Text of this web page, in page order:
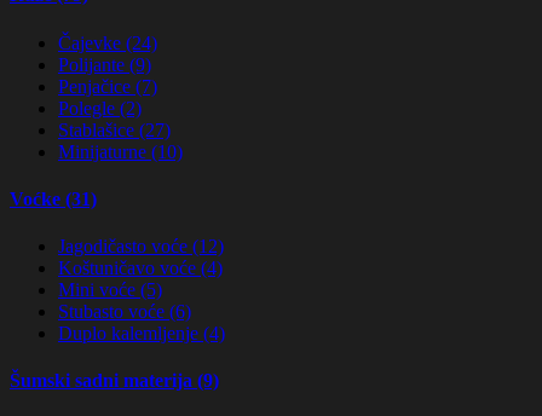
Čajevke (24)
Polijante (9)
Penjačice (7)
Polegle (2)
Stablašice (27)
Minijaturne (10)
Voćke (31)
Jagodičasto voće (12)
Koštuničavo voće (4)
Mini voće (5)
Stubasto voće (6)
Duplo kalemljenje (4)
Šumski sadni materija (9)